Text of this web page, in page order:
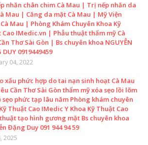
nhăn chân chim Cà Mau | Trị nếp nhăn da
Mau | Căng da mặt Cà Mau | Mỹ Viện
Mau | Phòng Khám Chuyên Khoa Kỹ
Cao IMedic.vn | Phẫu thuật thẩm mỹ Cà
Thơ Sài Gòn | Bs chuyên khoa NGUYỄN
0919449459
04, 2022
xấu phức hợp do tai nạn sinh hoạt Cà Mau
Cần Thơ Sài Gòn thẩm mỹ xóa sẹo lồi lõm
sẹo phức tạp lâu năm Phòng khám chuyên
Thuật Cao IMedic Y Khoa Kỹ Thuật Cao
tạo hình gương mặt Bs chuyên khoa
Đặng Duy 091 944 94 59
2025